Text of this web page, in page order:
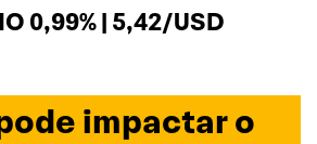
0,99% | 5,42/USD
impactar o